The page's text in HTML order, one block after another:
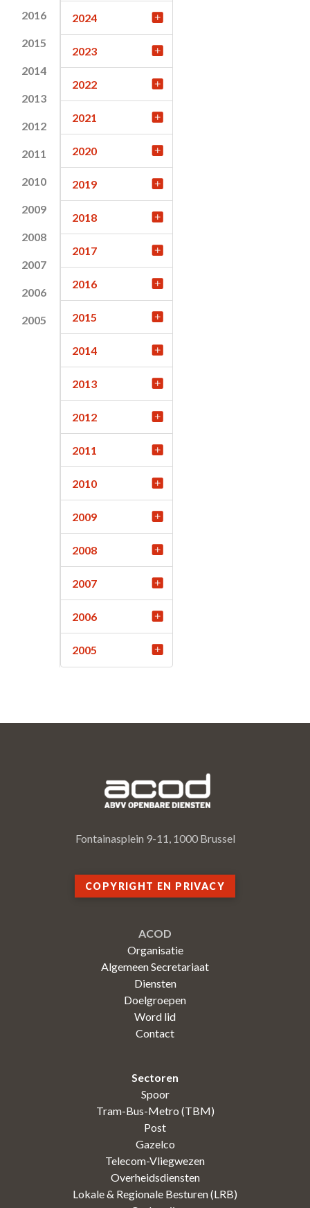
2016
2015
2014
2013
2012
2011
2010
2009
2008
2007
2006
2005
2024
2023
2022
2021
2020
2019
2018
2017
2016
2015
2014
2013
2012
2011
2010
2009
2008
2007
2006
2005
Fontainasplein 9-11, 1000 Brussel
COPYRIGHT EN PRIVACY
ACOD
Organisatie
Algemeen Secretariaat
Diensten
Doelgroepen
Word lid
Contact
Sectoren
Spoor
Tram-Bus-Metro (TBM)
Post
Gazelco
Telecom-Vliegwezen
Overheidsdiensten
Lokale & Regionale Besturen (LRB)